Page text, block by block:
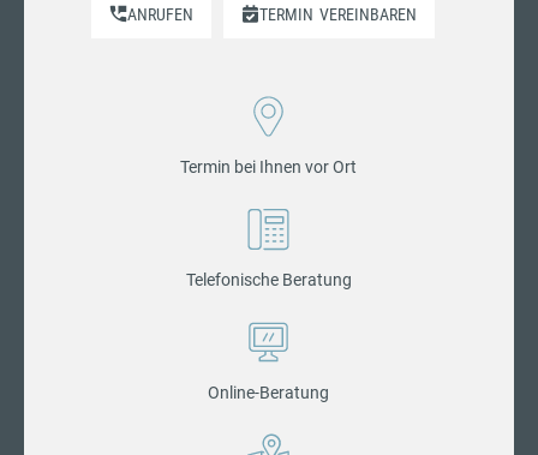
ANRUFEN TERMIN VEREINBAREN
Termin bei Ihnen vor Ort
Telefonische Beratung
Online-Beratung